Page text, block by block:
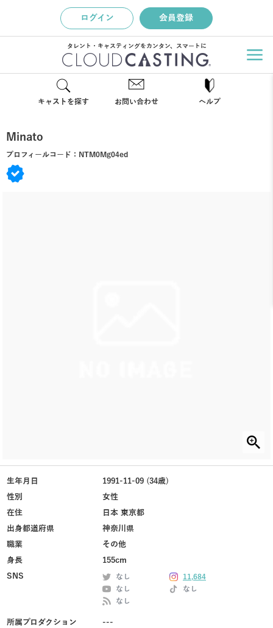
ログイン 会員登録
タレント・キャスティングをカンタン、スマートに
キャストを探す お問い合わせ ヘルプ
Minato
プロフィールコード： NTM0Mg04ed
生年月日
1991-11-09 (34歳)
性別
女性
在住
日本 東京都
出身都道府県
神奈川県
職業
その他
身長
155cm
SNS
なし
11,684
なし
なし
なし
所属プロダクション ---